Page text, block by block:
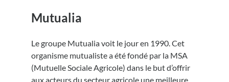
Mutualia
Le groupe Mutualia voit le jour en 1990. Cet
organisme mutualiste a été fondé par la MSA
(Mutuelle Sociale Agricole) dans le but d’offrir
aux acteurs du secteur agricole une meilleure